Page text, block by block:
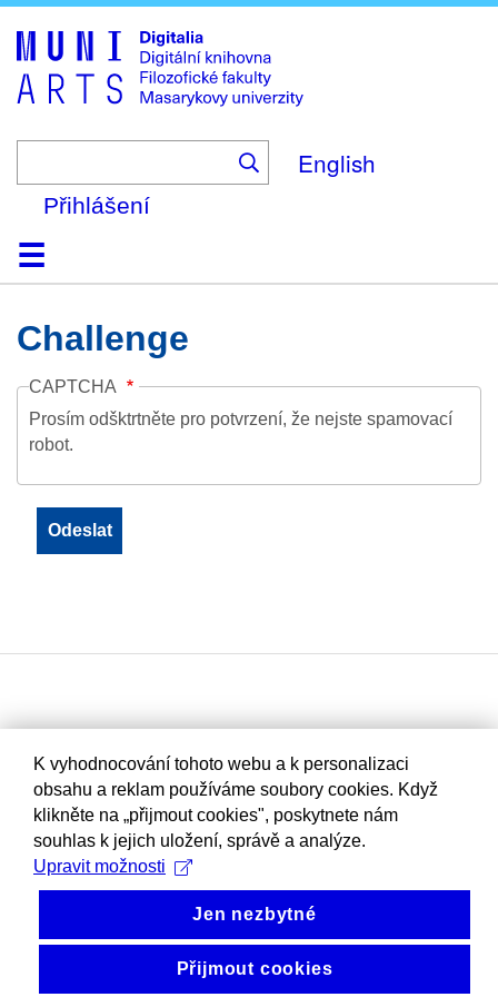
to
main
content
English
Přihlášení
DomůKolekce
Prohlížení
Vyhledávání
O platformě
Nápověda
KontaktDigitalia
Challenge
CAPTCHA
Prosím odšktrtněte pro potvrzení, že nejste spamovací
robot.
K vyhodnocování tohoto webu a k personalizaci
obsahu a reklam používáme soubory cookies. Když
klikněte na „přijmout cookies", poskytnete nám
souhlas k jejich uložení, správě a analýze.
Upravit možnosti
Jen nezbytné
Přijmout cookies